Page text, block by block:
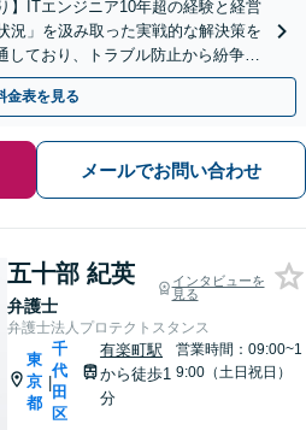
】ITエンジニア10年超の経験と経営
況」を汲み取った実戦的な解決策を
しており、トラブル防止から紛争解
】【半蔵門駅4分】
金表を見る
メールでお問い合わせ
五十部 紀英
弁護士
インタビューを
見る
弁護士法人プロテクトスタンス
東
京
都
|
千
代
田
区
有楽町駅
から徒歩1
分
営業時間：09:00~1
9:00（土日祝日）